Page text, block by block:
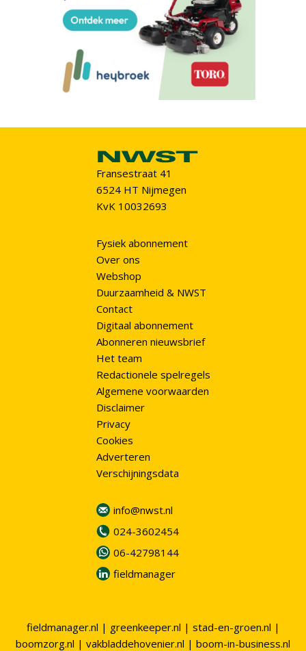
Fransestraat 41
6524 HT Nijmegen
KvK 10032693
Fysiek abonnement
Over ons
Webshop
Duurzaamheid & NWST
Contact
Digitaal abonnement
Abonneren nieuwsbrief
Het team
Redactionele spelregels
Algemene voorwaarden
Disclaimer
Privacy
Cookies
Adverteren
Verschijningsdata
info@nwst.nl
024-3602454
06-42798144
fieldmanager
fieldmanager.nl | greenkeeper.nl | stad-en-groen.nl |
boomzorg.nl | vakbladdehovenier.nl | boom-in-business.nl